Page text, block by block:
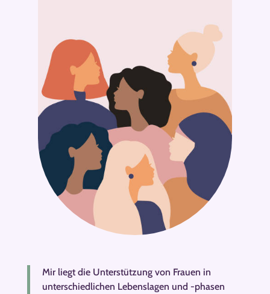
Mir liegt die Unterstützung von Frauen in
unterschiedlichen Lebenslagen und -phasen